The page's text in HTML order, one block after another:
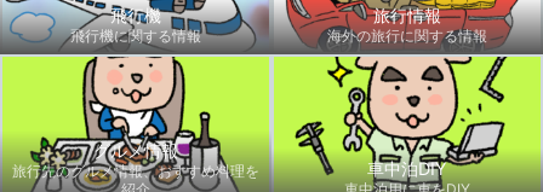
飛行機
飛行機に関する情報
旅行情報
海外の旅行に関する情報
グルメ情報
旅行先のグルメ情報、おすすめ料理を
車中泊DIY